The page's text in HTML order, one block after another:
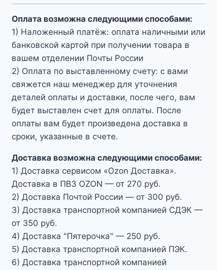
Оплата возможна следующими способами:
1) Наложенный платёж: оплата наличными или
банковской картой при получении товара в
вашем отделении Почты России
2) Оплата по выставленному счету: с вами
свяжется наш менеджер для уточнения
деталей оплаты и доставки, после чего, вам
будет выставлен счет для оплаты. После
оплаты вам будет произведена доставка в
сроки, указанные в счете.
Доставка возможна следующими способами:
1) Доставка сервисом «Ozon Доставка».
Доставка в ПВЗ OZON — от 270 руб.
2) Доставка Почтой России — от 300 руб.
3) Доставка транспортной компанией СДЭК —
от 350 руб.
4) Доставка "Пятерочка" — 250 руб.
5) Доставка транспортной компанией ПЭК.
6) Доставка транспортной компанией